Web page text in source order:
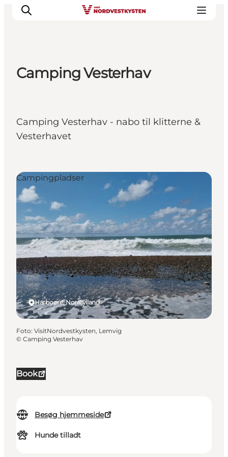
Handicapvenlig ferie
Events
Camping Vesterhav
Camping Vesterhav - nabo til klitterne &
Vesterhavet
Book
Besøg hjemmeside
Hunde tilladt
Harboøre, Nordjylland
Campingpladser
Foto: VisitNordvestkysten, Lemvig
© Camping Vesterhav